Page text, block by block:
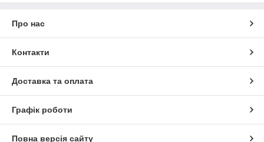
Про нас
Контакти
Доставка та оплата
Графік роботи
Повна версія сайту